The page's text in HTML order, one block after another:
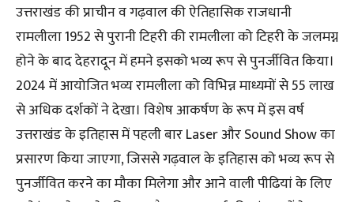
उत्तराखंड की प्राचीन व गढ़वाल की ऐतिहासिक राजधानी
रामलीला 1952 से पुरानी टिहरी की रामलीला को टिहरी के जलमग्न
होने के बाद देहरादून में हमने इसको भव्य रूप से पुनर्जीवित किया।
2024 में आयोजित भव्य रामलीला को विभिन्न माध्यमों से 55 लाख
से अधिक दर्शकों ने देखा। विशेष आकर्षण के रूप में इस वर्ष
उत्तराखंड के इतिहास में पहली बार Laser और Sound Show का
प्रसारण किया जाएगा, जिससे गढ़वाल के इतिहास को भव्य रूप से
पुनर्जीवित करने का मौका मिलेगा और आने वाली पीढियां के लिए